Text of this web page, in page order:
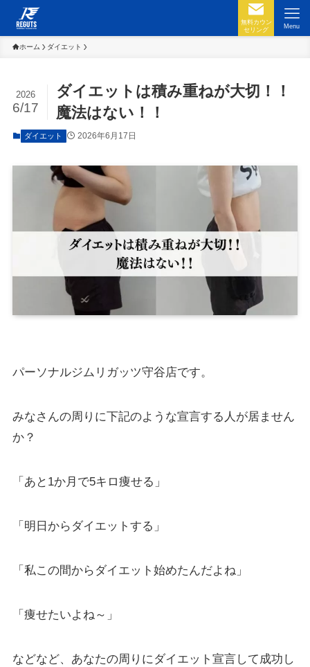
無料カウン
セリング
Menu
ホーム ダイエット
ダイエットは積み重ねが大切！！
魔法はない！！
2026
6/17
ダイエット 2026年6月17日
パーソナルジムリガッツ守谷店です。
みなさんの周りに下記のような宣言する人が居ません
か？
「あと1か月で5キロ痩せる」
「明日からダイエットする」
「私この間からダイエット始めたんだよね」
「痩せたいよね～」
などなど、あなたの周りにダイエット宣言して成功し